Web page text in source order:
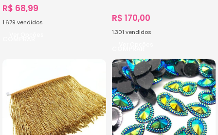
R$ 68,99
1.679 vendidos R$ 170,00
1.301 vendidos